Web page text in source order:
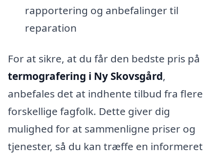
rapportering og anbefalinger til
reparation
For at sikre, at du får den bedste pris på
termografering i Ny Skovsgård,
anbefales det at indhente tilbud fra flere
forskellige fagfolk. Dette giver dig
mulighed for at sammenligne priser og
tjenester, så du kan træffe en informeret